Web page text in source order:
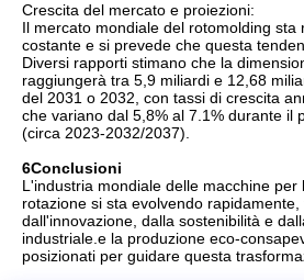
Crescita del mercato e proiezioni:
Il mercato mondiale del rotomolding sta
costante e si prevede che questa
Diversi rapporti stimano che la
raggiungerà tra 5,9 miliardi e 12,68
del 2031 o 2032, con tassi di crescita
che variano dal 5,8% al 7.1% durante il
(circa 2023-2032/2037).
6Conclusioni
L'industria mondiale delle macchine per
rotazione si sta evolvendo rapidamente,
dall'innovazione, dalla sostenibilità e
industriale.e la produzione eco-
posizionati per guidare questa